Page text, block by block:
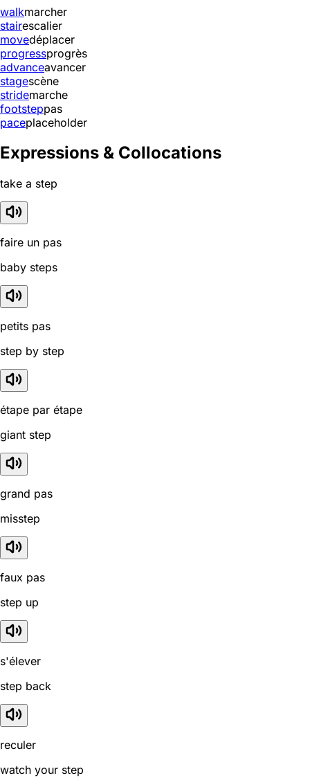
walkmarcher
stairescalier
movedéplacer
progressprogrès
advanceavancer
stagescène
stridemarche
footsteppas
paceplaceholder
Expressions & Collocations
take a step
faire un pas
baby steps
petits pas
step by step
étape par étape
giant step
grand pas
misstep
faux pas
step up
s'élever
step back
reculer
watch your step